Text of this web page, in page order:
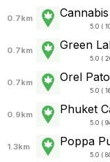
0.7km
5.0 (
0.7km Green
5.0 (
0.7km Orel
5.0 (
0.9km Phuket
5.0 (
1.3km Poppa
5.0 (